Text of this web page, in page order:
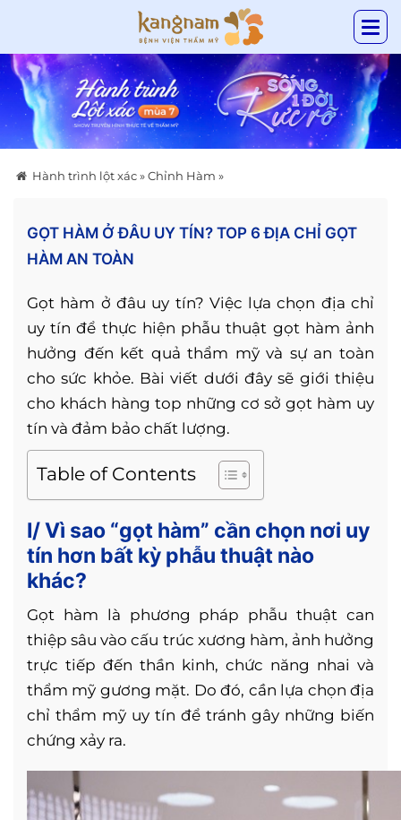
Hành trình lột xác»Chỉnh Hàm »
GỌT HÀM Ở ĐÂU UY TÍN? TOP 6 ĐỊA CHỈ GỌT
HÀM AN TOÀN
Gọt hàm ở đâu uy tín? Việc lựa chọn địa chỉ
uy tín để thực hiện phẫu thuật gọt hàm ảnh
hưởng đến kết quả thẩm mỹ và sự an toàn
cho sức khỏe. Bài viết dưới đây sẽ giới thiệu
cho khách hàng top những cơ sở gọt hàm uy
tín và đảm bảo chất lượng.
Table of Contents
I/ Vì sao “gọt hàm” cần chọn nơi uy
tín hơn bất kỳ phẫu thuật nào
khác?
Gọt hàm là phương pháp phẫu thuật can
thiệp sâu vào cấu trúc xương hàm, ảnh hưởng
trực tiếp đến thần kinh, chức năng nhai và
thẩm mỹ gương mặt. Do đó, cần lựa chọn địa
chỉ thẩm mỹ uy tín để tránh gây những biến
chứng xảy ra.